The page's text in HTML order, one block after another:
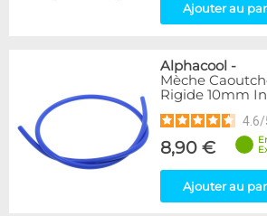
Ajouter au
Alphacool -
Mèche
Rigide 10mm
4.6/
8,90 €
Ajouter au